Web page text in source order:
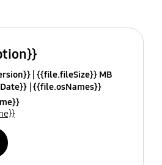
{{file.fileSize}} MB
{{file.osNames}}